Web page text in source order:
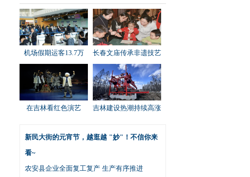
机场假期运客13.7万 长春文庙传承非遗技艺
在吉林看红色演艺 吉林建设热潮持续高涨
新民大街的元宵节，越逛越 "妙"！不信你来
看~
农安县企业全面复工复产 生产有序推进